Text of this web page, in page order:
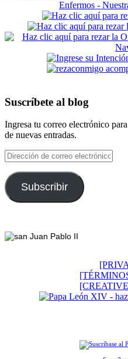
Suscríbete al blog
Ingresa tu correo electrónico
de nuevas entradas.
Dirección
de
correo
electrónico
Subscribir